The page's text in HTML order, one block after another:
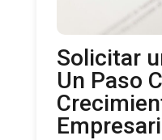
Solicitar
Un Paso